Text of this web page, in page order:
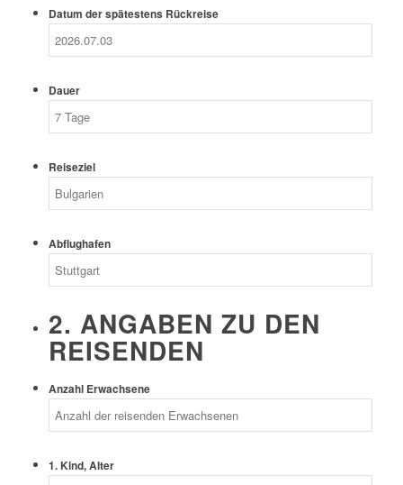
Datum der spätestens Rückreise
Dauer
Reiseziel
Abflughafen
2. ANGABEN ZU DEN
REISENDEN
Anzahl Erwachsene
1. Kind, Alter